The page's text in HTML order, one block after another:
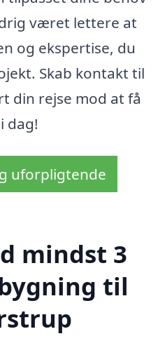
været lettere at
og ekspertise, du
Skab kontakt til
din rejse mod at få
dag!
uforpligtende
mindst 3
til